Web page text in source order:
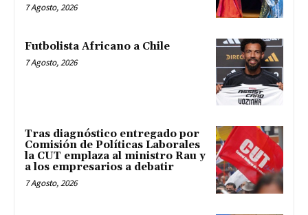
7 Agosto, 2026
Futbolista Africano a Chile
7 Agosto, 2026
Tras diagnóstico entregado por
Comisión de Políticas Laborales
la CUT emplaza al ministro Rau y
a los empresarios a debatir
7 Agosto, 2026